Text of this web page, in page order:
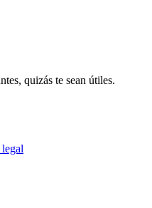
quizás te sean útiles.